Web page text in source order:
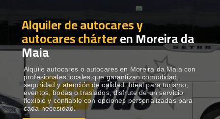
ALQUILER DE AUTOCARES
DESTINOS Show dropdown
RECORRIDAS Show dropdown
FLOTA
Alquiler de autocares y
autocares chárteren Moreira da
Maia
Alquile autocares o autocares en Moreira da Maia con
profesionales locales que garantizan comodidad,
seguridad y atención de calidad. Ideal para turismo,
eventos, bodas o traslados, disfrute de un servicio
flexible y confiable con opciones personalizadas para
cada necesidad.